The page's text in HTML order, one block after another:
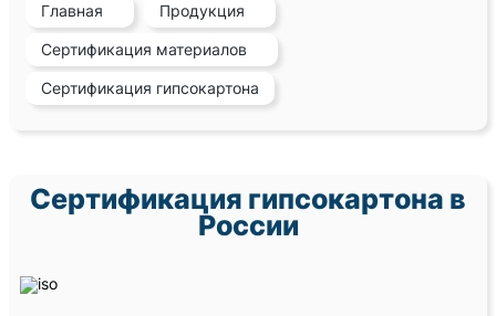
Главная Продукция
Сертификация материалов
Сертификация гипсокартона
Сертификация гипсокартона в
России